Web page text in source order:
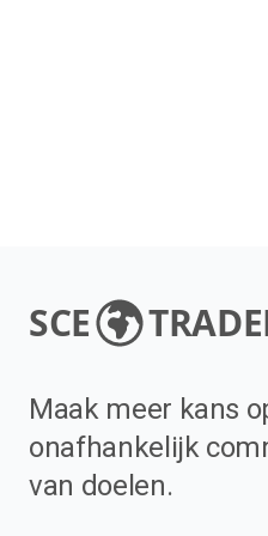
SCE
Maak meer kans
onafhankelijk
van doelen.